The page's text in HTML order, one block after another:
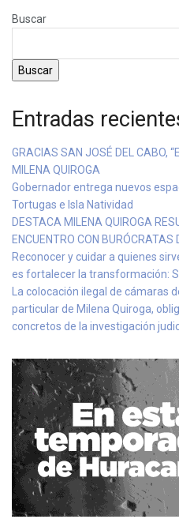
Buscar
Buscar
Entradas
GRACIAS SAN JOSÉ DEL CABO,
MILENA QUIROGA
Gobernador entrega nuevos
Tortugas e Isla Natividad
DESTACA MILENA QUIROGA
ENCUENTRO CON BURÓCRATAS
Reconocer y cuidar a quienes
es fortalecer la transformación:
La colocación ilegal de cámaras
particular de Milena Quiroga,
concretos de la investigación